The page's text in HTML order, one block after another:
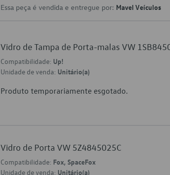
Essa peça é vendida e entregue por: Mavel Veículos
Vidro de Tampa de Porta-malas VW
Compatibilidade: Up!
Unidade de venda: Unitário(a)
Produto temporariamente esgotado.
Vidro de Porta VW 5Z4845025C
Compatibilidade: Fox, SpaceFox
Unidade de venda: Unitário(a)